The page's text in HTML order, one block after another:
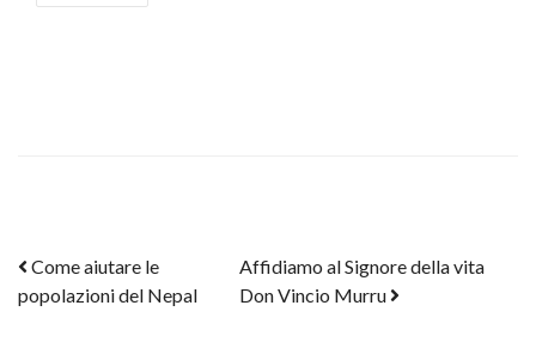
Post navigation
Come aiutare le
popolazioni del Nepal
Affidiamo al Signore della vita
Don Vincio Murru